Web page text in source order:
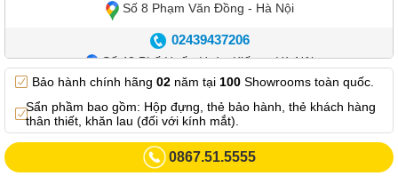
Số 8 Phạm Văn Đồng - Hà Nội
02439437206
Số 42 Phố Huế - Hoàn Kiếm – Hà Nội
0982.769.887
Showroom 3: Số 87 Trương Định - Hai Bà Trưng - Hà Nội.
0969102552
Số 55 Trần Đăng Ninh – Cầu Giấy – Hà Nội
Bảo hành chính hãng 02 năm tại 100 Showrooms toàn quốc.
Sẩn phầm bao gồm: Hộp đựng, thẻ bảo hành, thẻ khách hàng
thân thiết, khăn lau (đối với kính mắt).
0867.51.5555